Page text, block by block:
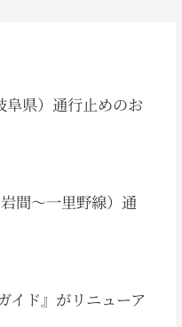
阜県）通行止めのお
間～一里野線）通
イド』がリニューア